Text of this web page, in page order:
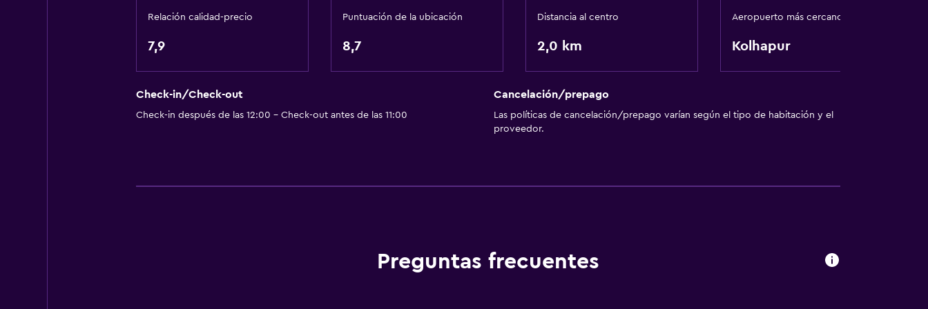
La comida se puede entregar en el alojamiento
Cámaras CCTV en zonas comunes
Ascensor
Relación calidad-precio
7,9
Puntuación de la ubicación
8,7
Distancia al centro
2,0 km
Aeropuerto más cercano
Kolhapur
Check-in/Check-out
Check-in después de las 12:00 - Check-out antes de las 11:00
Cancelación/prepago
Las políticas de cancelación/prepago varían según el tipo de habitación y el
proveedor.
Preguntas frecuentes